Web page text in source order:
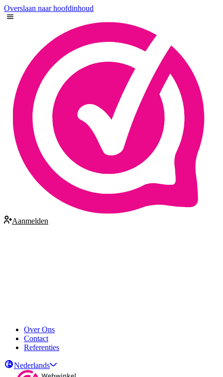
Overslaan naar hoofdinhoud
Aanmelden
Over Ons
Contact
Referenties
Nederlands